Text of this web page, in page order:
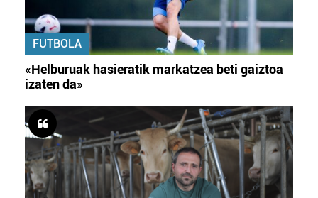
FUTBOLA
«Helburuak hasieratik markatzea beti gaiztoa
izaten da»